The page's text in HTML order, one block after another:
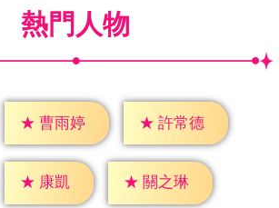
熱門人物
★ 曹雨婷 ★ 許常德
★ 康凱 ★ 關之琳